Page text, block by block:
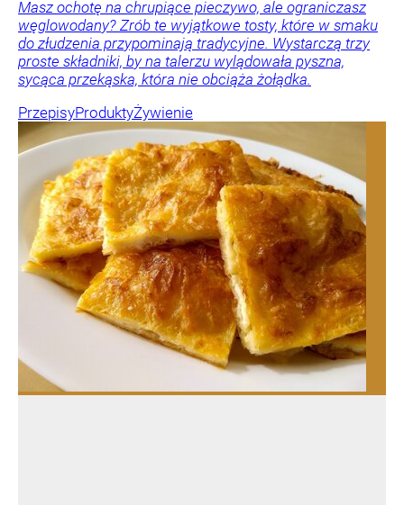
Masz ochotę na chrupiące pieczywo, ale ograniczasz
węglowodany? Zrób te wyjątkowe tosty, które w smaku
do złudzenia przypominają tradycyjne. Wystarczą trzy
proste składniki, by na talerzu wylądowała pyszna,
sycąca przekąska, która nie obciąża żołądka.
PrzepisyProduktyŻywienie